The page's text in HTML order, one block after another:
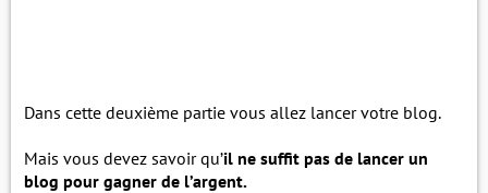
Dans cette deuxième partie vous allez lancer votre blog.
Mais vous devez savoir qu’il ne suffit pas de lancer un
blog pour gagner de l’argent.